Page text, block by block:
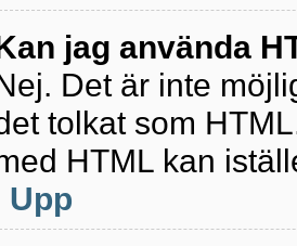
jag använda
Det är inte
tolkat som
HTML kan
Upp